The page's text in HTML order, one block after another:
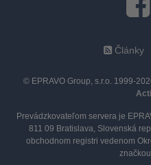
Články
© EPRAVO Group, s.r.o. 1999-
Prevádzkovateľom servera je
811 09 Bratislava, Slovenská
obchodnom registri vedenom